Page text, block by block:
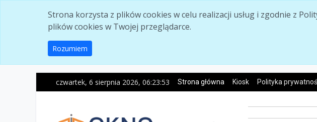
Strona korzysta z plików cookies w celu realizacji usług i zgodnie z
plików cookies w Twojej przeglądarce.
Rozumiem
czwartek, 6 sierpnia 2026, 06:23:54 Strona główna Kiosk Polityka